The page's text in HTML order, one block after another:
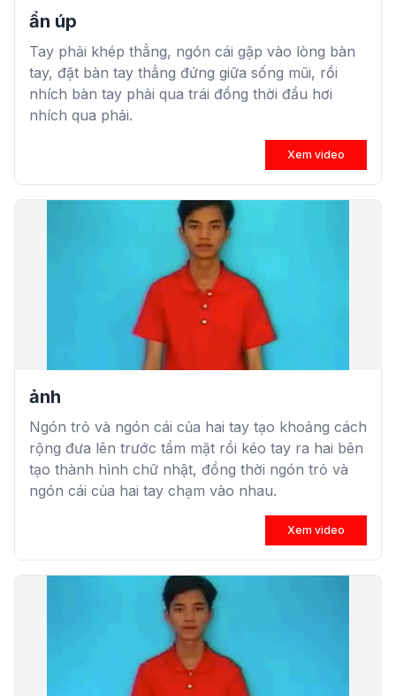
ẩn úp
Tay phải khép thẳng, ngón cái gập vào lòng bàn
tay, đặt bàn tay thẳng đứng giữa sống mũi, rồi
nhích bàn tay phải qua trái đồng thời đầu hơi
nhích qua phải.
Xem video
ảnh
Ngón trỏ và ngón cái của hai tay tạo khoảng cách
rộng đưa lên trước tầm mặt rồi kéo tay ra hai bên
tạo thành hình chữ nhật, đồng thời ngón trỏ và
ngón cái của hai tay chạm vào nhau.
Xem video